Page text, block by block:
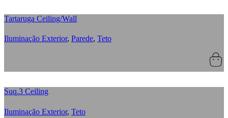
Tartaruga Ceiling/Wall
Iluminação Exterior, Parede, Teto
Suq.3 Ceiling
Iluminação Exterior, Teto